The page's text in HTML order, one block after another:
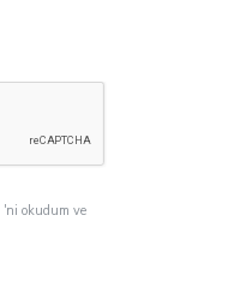
'ni okudum ve